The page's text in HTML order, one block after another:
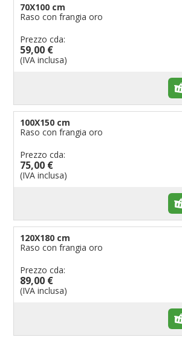
70X100 cm
Raso con frangia oro
Prezzo cda:
59,00 €
(IVA inclusa)
100X150 cm
Raso con frangia oro
Prezzo cda:
75,00 €
(IVA inclusa)
120X180 cm
Raso con frangia oro
Prezzo cda:
89,00 €
(IVA inclusa)